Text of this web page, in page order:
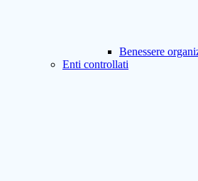
Benessere
Enti controllati